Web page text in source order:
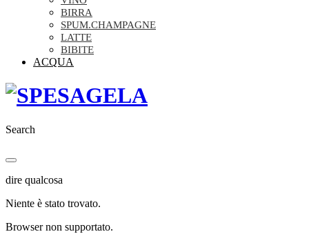
BIRRA
SPUM.CHAMPAGNE
LATTE
BIBITE
ACQUA
Search
dire qualcosa
Niente è stato trovato.
Browser non supportato.